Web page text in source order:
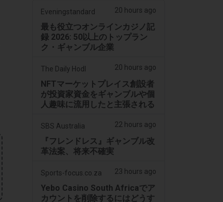
Eveningstandard 20 hours ago
最も役立つオンラインカジノ記
録 2026: 50以上のトップラン
ク・ギャンブル企業
The Daily Hodl 20 hours ago
NFTマーケットプレイス創設者
が投資家資金をギャンブルや個
人趣味に流用したと主張される
SBS Australia 22 hours ago
『フレンドレス』ギャンブル改
革法案、将来不確実
Sports-focus.co.za 23 hours ago
Yebo Casino South Africaでア
カウントを削除するにはどうす